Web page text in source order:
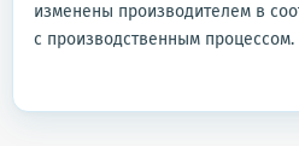
изменены производителем в
с производственным процессом.